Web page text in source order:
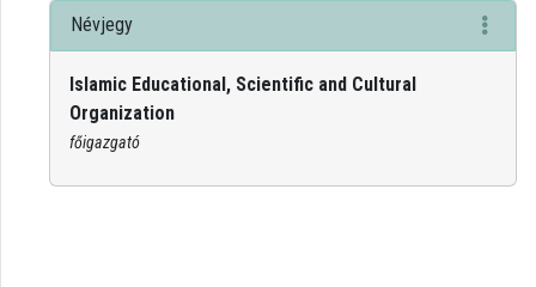
Kategóriák
Intézményi listák
Intézmények
Közreműködők
Névjegy
Islamic Educational, Scientific and Cultural
Organization
főigazgató